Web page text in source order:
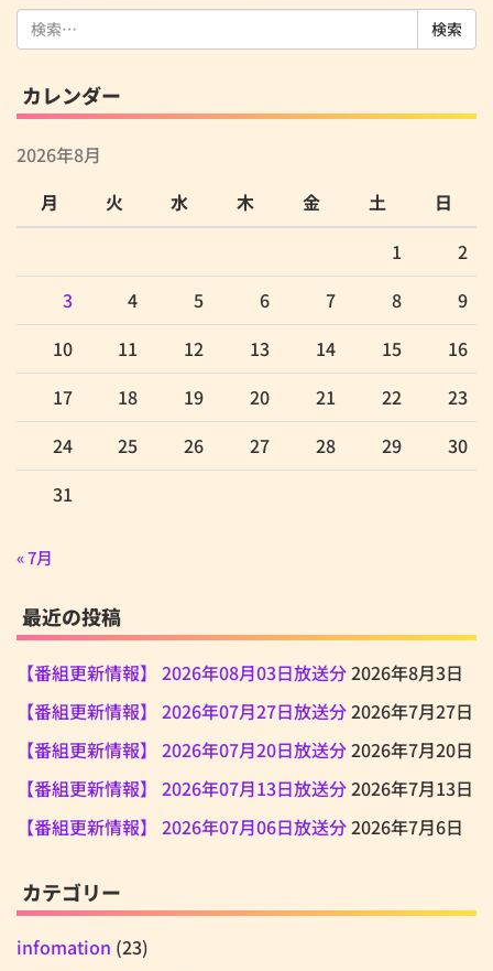
検
索:
カレンダー
2026年8月
月
火 水 木 金 土
日
1
2
3
4 5 6 7 8
9
10
11 12 13 14 15
16
17
18 19 20 21 22
23
24
25 26 27 28 29
30
31
« 7月
最近の投稿
【番組更新情報】 2026年08月03日放送分2026年8月3日
【番組更新情報】 2026年07月27日放送分2026年7月27日
【番組更新情報】 2026年07月20日放送分2026年7月20日
【番組更新情報】 2026年07月13日放送分2026年7月13日
【番組更新情報】 2026年07月06日放送分2026年7月6日
カテゴリー
infomation (23)